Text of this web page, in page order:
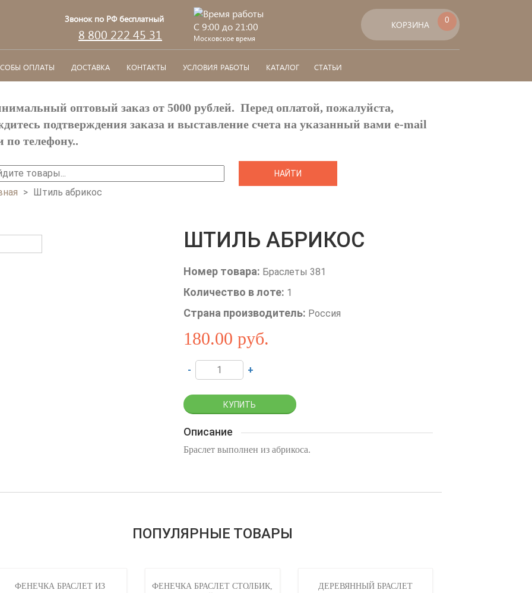
Звонок по РФ бесплатный
8 800 222 45 31 C 9:00 до 21:00
Московское время
КОРЗИНА 0
ОПЛАТЫ ДОСТАВКА КОНТАКТЫ УСЛОВИЯ РАБОТЫ КАТАЛОГ СТАТЬИ
оптовый заказ от 5000 рублей. Перед оплатой, пожалуйста,
подтверждения заказа и выставление счета на указанный вами e-mail
по телефону..
ПОИСКА
> Штиль абрикос
ШТИЛЬ АБРИКОС
Номер товара: Браслеты 381
Количество в лоте: 1
Страна производитель: Россия
180.00 руб.
- +
Описание
Браслет выполнен из абрикоса.
ПОПУЛЯРНЫЕ ТОВАРЫ
ФЕНЕЧКА БРАСЛЕТ ИЗ
ФЕНЕЧКА БРАСЛЕТ СТОЛБИК,
ДЕРЕВЯННЫЙ БРАСЛЕТ